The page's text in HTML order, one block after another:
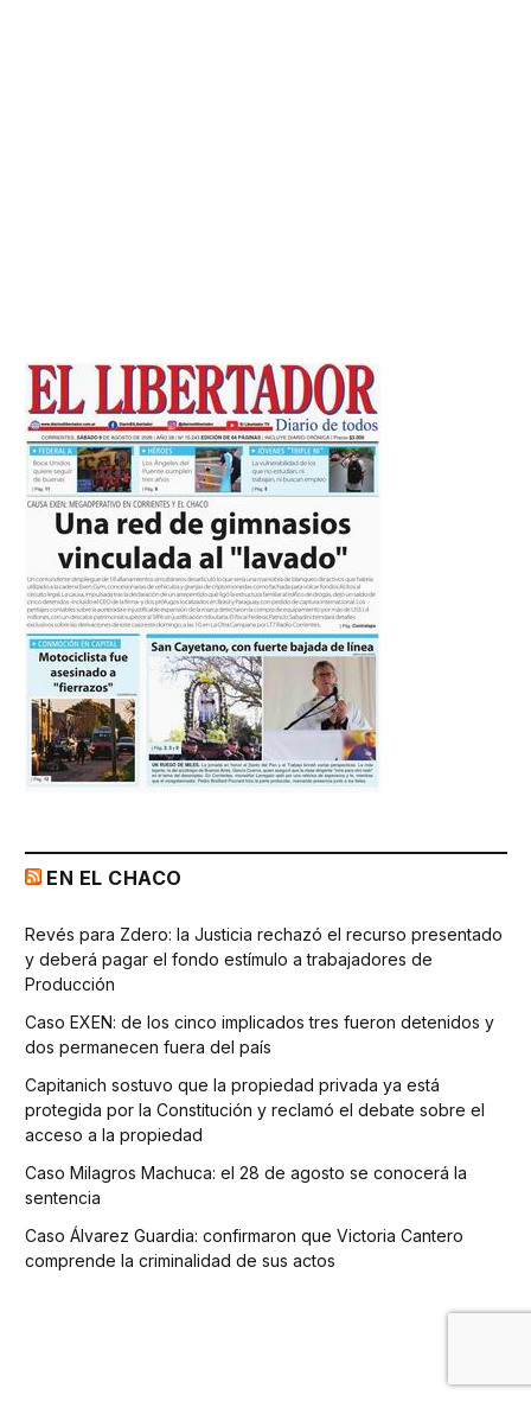
EN EL CHACO
Revés para Zdero: la Justicia rechazó el recurso presentado
y deberá pagar el fondo estímulo a trabajadores de
Producción
Caso EXEN: de los cinco implicados tres fueron detenidos y
dos permanecen fuera del país
Capitanich sostuvo que la propiedad privada ya está
protegida por la Constitución y reclamó el debate sobre el
acceso a la propiedad
Caso Milagros Machuca: el 28 de agosto se conocerá la
sentencia
Caso Álvarez Guardia: confirmaron que Victoria Cantero
comprende la criminalidad de sus actos